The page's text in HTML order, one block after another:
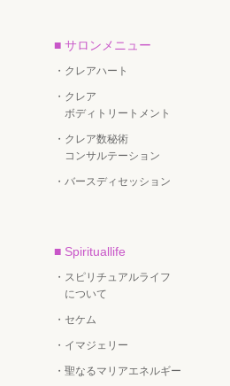
■ サロンメニュー
・クレアハート
・クレア
ボディトリートメント
・クレア数秘術
コンサルテーション
・バースディセッション
■ Spirituallife
・スピリチュアルライフ
について
・セケム
・イマジェリー
・聖なるマリアエネルギー